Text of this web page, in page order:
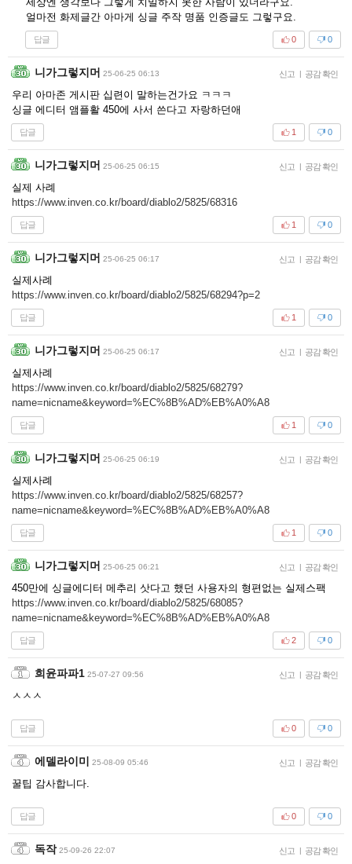
얼마전 화제글간 아마게 싱글 주작 명품 인증글도 그렇구요.
답글 0
0
니가그렇지머 25-06-25 06:13 신고 | 공감 확인
우리 아마존 게시판 십련이 말하는건가요 ㅋㅋㅋ
싱글 에디터 앰플활 450에 사서 쓴다고 자랑하던애
답글 0
1
니가그렇지머 25-06-25 06:15 신고 | 공감 확인
실제 사례
https://www.inven.co.kr/board/diablo2/5825/68316
답글 0
1
니가그렇지머 25-06-25 06:17 신고 | 공감 확인
실제사례
https://www.inven.co.kr/board/diablo2/5825/68294?p=2
답글 0
1
니가그렇지머 25-06-25 06:17 신고 | 공감 확인
실제사례
https://www.inven.co.kr/board/diablo2/5825/68279?
name=nicname&keyword=%EC%8B%AD%EB%A0%A8
답글 0
1
니가그렇지머 25-06-25 06:19 신고 | 공감 확인
실제사례
https://www.inven.co.kr/board/diablo2/5825/68257?
name=nicname&keyword=%EC%8B%AD%EB%A0%A8
답글 0
1
니가그렇지머 25-06-25 06:21 신고 | 공감 확인
450만에 싱글에디터 메추리 삿다고 했던 사용자의 형편없는 실제스팩
https://www.inven.co.kr/board/diablo2/5825/68085?
name=nicname&keyword=%EC%8B%AD%EB%A0%A8
답글 0
2
희윤파파1 25-07-27 09:56 신고 | 공감 확인
ㅅㅅㅅ
답글 0
0
에델라이미 25-08-09 05:46 신고 | 공감 확인
꿀팁 감사합니다.
답글 0
0
독작 25-09-26 22:07 신고 | 공감 확인